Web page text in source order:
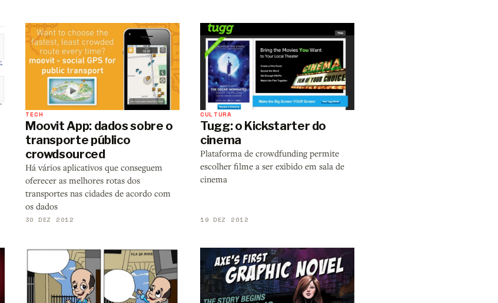
TECH
Moovit App: dados sobre o
transporte público
crowdsourced
Há vários aplicativos que conseguem
oferecer as melhores rotas dos
transportes nas cidades de acordo com
os dados
30 DEZ 2012
CULTURA
Tugg: o Kickstarter do
cinema
Plataforma de crowdfunding permite
escolher filme a ser exibido em sala de
cinema
19 DEZ 2012